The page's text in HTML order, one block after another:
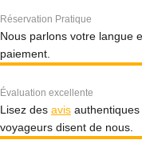
Réservation Pratique
Nous parlons votre langue
paiement.
Évaluation excellente
Lisez des avis authentiques
voyageurs disent de nous.